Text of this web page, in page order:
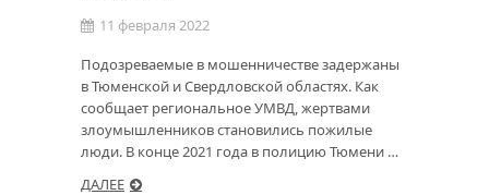
11 февраля 2022
Подозреваемые в мошенничестве задержаны
в Тюменской и Свердловской областях. Как
сообщает региональное УМВД, жертвами
злоумышленников становились пожилые
люди. В конце 2021 года в полицию Тюмени …
ДАЛЕЕ